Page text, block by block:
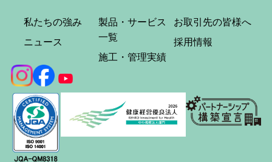
私たちの強み
ニュース
製品・サービス
一覧
施工・管理実績
お取引先の皆様へ
採用情報